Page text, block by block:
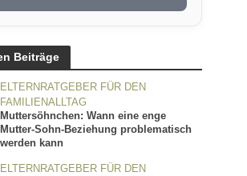
Beiträge
ELTERNRATGEBER FÜR DEN
FAMILIENALLTAG
Muttersöhnchen: Wann eine enge
Mutter-Sohn-Beziehung problematisch
werden kann
ELTERNRATGEBER FÜR DEN